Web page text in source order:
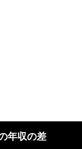
年収の差